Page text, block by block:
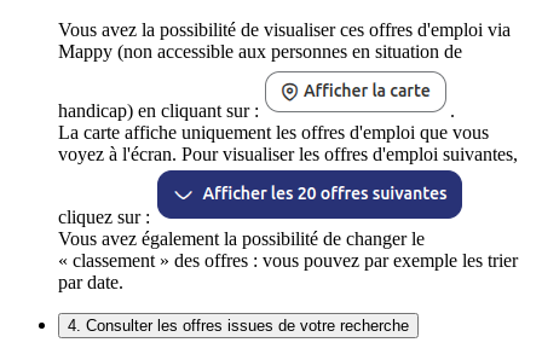
Vous avez la possibilité de visualiser ces offres d'emploi via
Mappy (non accessible aux personnes en situation de
handicap) en cliquant sur :
.
La carte affiche uniquement les offres d'emploi que vous
voyez à l'écran. Pour visualiser les offres d'emploi suivantes,
cliquez sur :
Vous avez également la possibilité de changer le
« classement » des offres : vous pouvez par exemple les trier
par date.
4. Consulter les offres issues de votre recherche